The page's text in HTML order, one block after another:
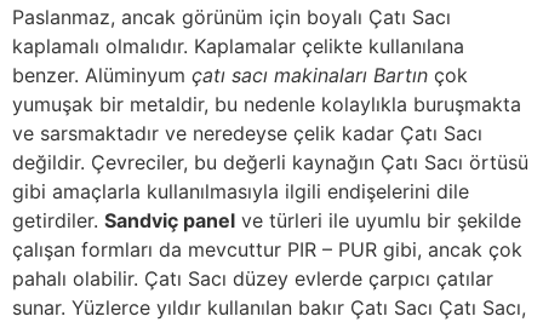
Paslanmaz, ancak görünüm için boyalı Çatı Sacı
kaplamalı olmalıdır. Kaplamalar çelikte kullanılana
benzer. Alüminyum çatı sacı makinaları Bartın çok
yumuşak bir metaldir, bu nedenle kolaylıkla buruşmakta
ve sarsmaktadır ve neredeyse çelik kadar Çatı Sacı
değildir. Çevreciler, bu değerli kaynağın Çatı Sacı örtüsü
gibi amaçlarla kullanılmasıyla ilgili endişelerini dile
getirdiler. Sandviç panel ve türleri ile uyumlu bir şekilde
çalışan formları da mevcuttur PIR – PUR gibi, ancak çok
pahalı olabilir. Çatı Sacı düzey evlerde çarpıcı çatılar
sunar. Yüzlerce yıldır kullanılan bakır Çatı Sacı Çatı Sacı,